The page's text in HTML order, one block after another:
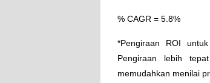
% CAGR = 5.8%
*Pengiraan ROI
Pengiraan lebih
memudahkan menilai